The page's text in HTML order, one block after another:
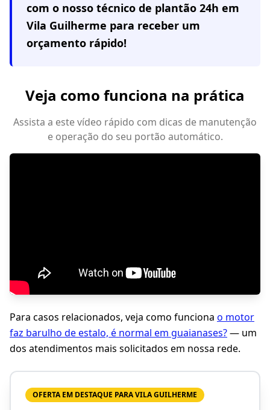
com o nosso técnico de plantão 24h em
Vila Guilherme para receber um
orçamento rápido!
Veja como funciona na prática
Assista a este vídeo rápido com dicas de manutenção
e operação do seu portão automático.
Para casos relacionados, veja como funciona o motor
faz barulho de estalo, é normal em guaianases?— um
dos atendimentos mais solicitados em nossa rede.
OFERTA EM DESTAQUE PARA VILA GUILHERME